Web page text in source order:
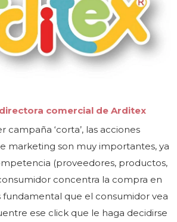
comercial de Arditex
campaña ‘corta’, las acciones
marketing son muy importantes, ya
(proveedores, productos,
concentra la compra en
fundamental que el consumidor vea
ese click que le haga decidirse